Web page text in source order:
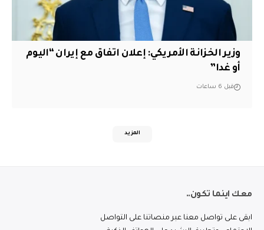
وزير الخزانة الأمريكي: إعلان اتفاق مع إيران “اليوم
أو غدا”
قبل 6 ساعات
المزيد
معك اينما تكون..
ابقى على تواصل معنا عبر منصاتنا على التواصل